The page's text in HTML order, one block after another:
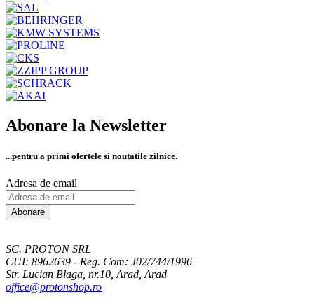
Abonare la Newsletter
...pentru a primi ofertele si noutatile zilnice.
Adresa de email
Abonare
SC. PROTON SRL
CUI: 8962639 - Reg. Com: J02/744/1996
Str. Lucian Blaga, nr.10, Arad, Arad
office@protonshop.ro